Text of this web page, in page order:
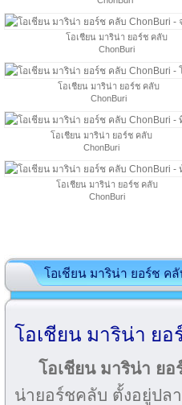
โอเชียน มาริน่า ยอร์ช คลับ
ChonBuri
โอเชียน มาริน่า ยอร์ช คลับ
ChonBuri
โอเชียน มาริน่า ยอร์ช คลับ
ChonBuri
โอเชียน มาริน่า ยอร์ช คลับ
ChonBuri
โอเชียน มาริน่า ยอร์ช คลั
โอเชียน มาริน่า ยอ
โอเชียน มาริน่า ย
น่ายอร์ชคลับ ตั้งอยู่ปล